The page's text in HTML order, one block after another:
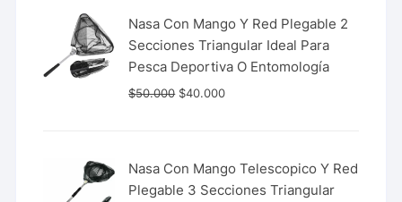
Nasa Con Mango Y Red Plegable 2
Secciones Triangular Ideal Para
Pesca Deportiva O Entomología
$50.000 $40.000
Nasa Con Mango Telescopico Y Red
Plegable 3 Secciones Triangular